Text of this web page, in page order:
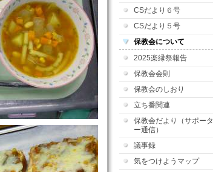
CSだより６号
CSだより５号
保教会について
2025楽縁祭報告
保教会会則
保教会のしおり
立ち番関連
保教会だより（サポータ
ー通信）
議事録
気をつけようマップ